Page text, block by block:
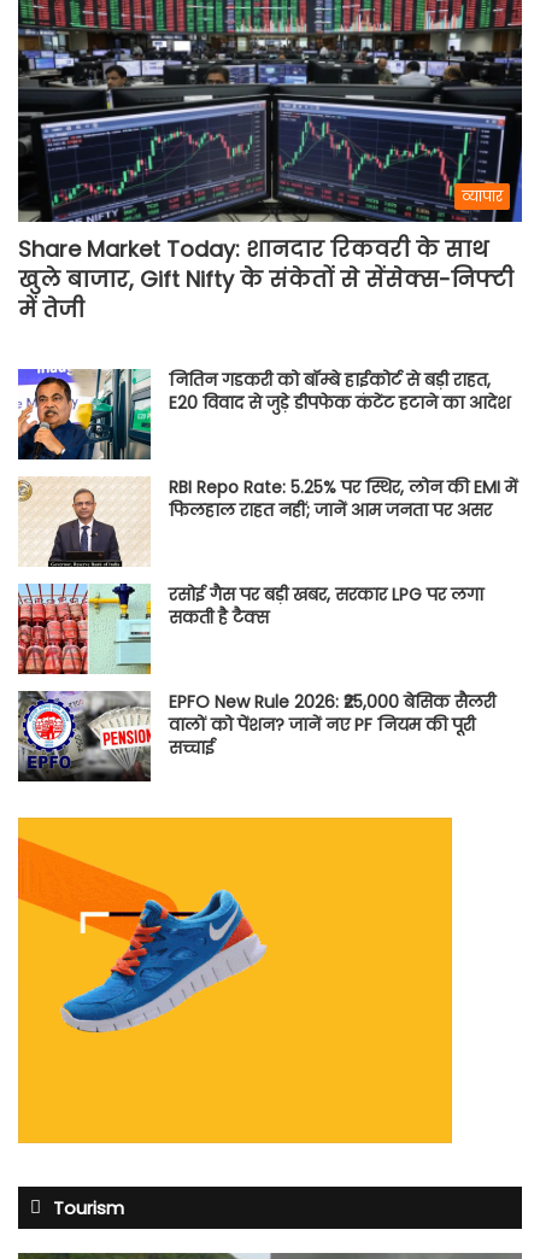
व्यापार
Share Market Today: शानदार रिकवरी के साथ
खुले बाजार, Gift Nifty के संकेतों से सेंसेक्स-निफ्टी
में तेजी
नितिन गडकरी को बॉम्बे हाईकोर्ट से बड़ी राहत,
E20 विवाद से जुड़े डीपफेक कंटेंट हटाने का आदेश
RBI Repo Rate: 5.25% पर स्थिर, लोन की EMI में
फिलहाल राहत नहीं; जानें आम जनता पर असर
रसोई गैस पर बड़ी खबर, सरकार LPG पर लगा
सकती है टैक्स
EPFO New Rule 2026: ₹25,000 बेसिक सैलरी
वालों को पेंशन? जानें नए PF नियम की पूरी
सच्चाई
Tourism